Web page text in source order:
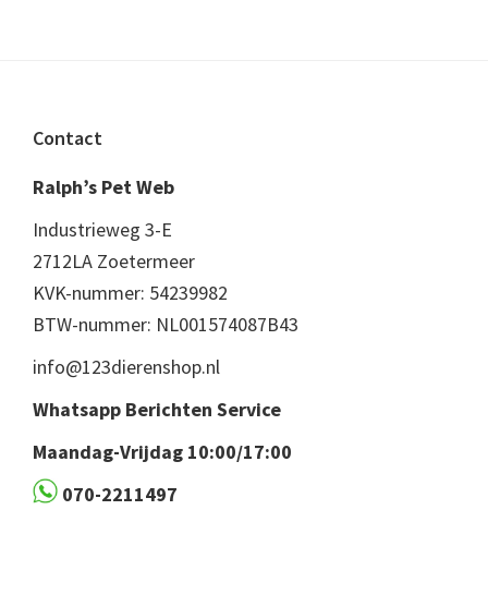
Footer
Contact
Ralph’s Pet Web
Industrieweg 3-E
2712LA Zoetermeer
KVK-nummer: 54239982
BTW-nummer: NL001574087B43
info@123dierenshop.nl
Whatsapp Berichten Service
Maandag-Vrijdag 10:00/17:00
070-2211497